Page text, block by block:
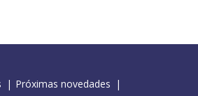
Próximas novedades